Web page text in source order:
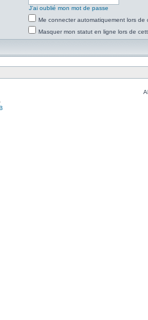
J’ai oublié mon mot de passe
Me connecter automatiquement lors de
Masquer mon statut en ligne lors de